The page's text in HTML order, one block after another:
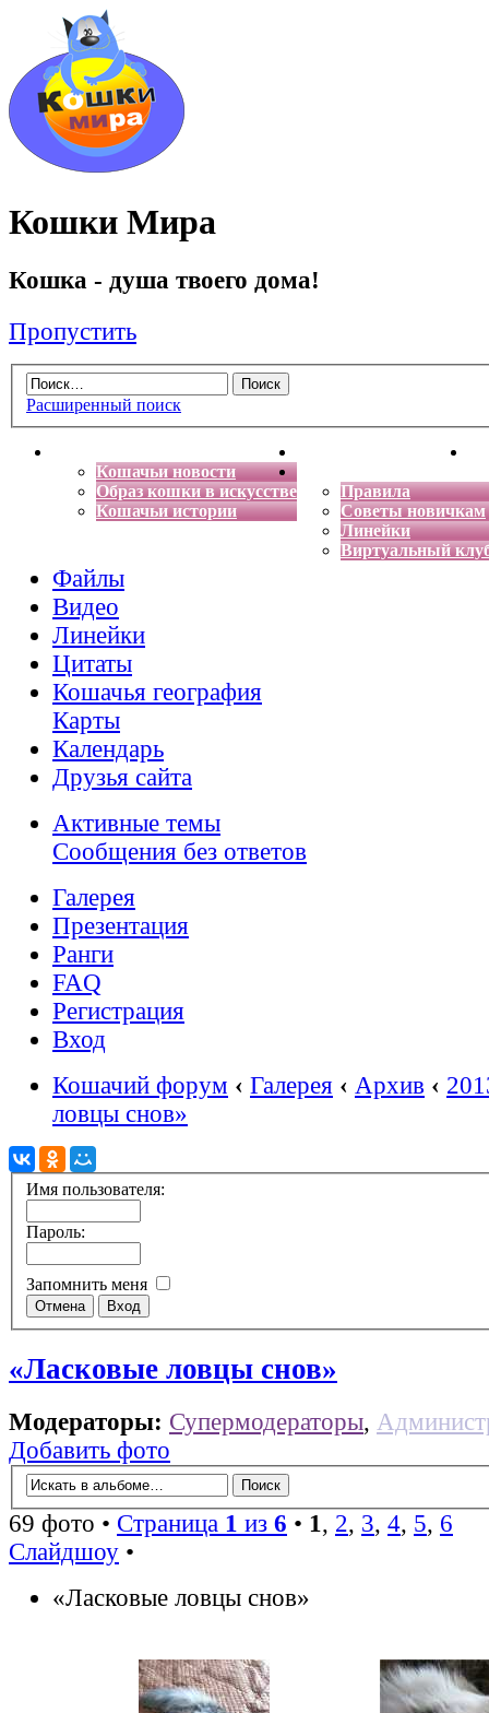
Кошки Мира
Кошка - душа твоего дома!
Пропустить
Расширенный поиск
Кошачьи новости
Образ кошки в искусстве
Кошачьи истории
Энциклопедия кошек
Правила
Советы новичкам
Линейки
Виртуальный
Файлы
Видео
Линейки
Цитаты
Кошачья география
Карты
Календарь
Друзья сайта
Активные темы
Сообщения без ответов
Галерея
Презентация
Ранги
FAQ
Регистрация
Вход
Кошачий форум ‹ Галерея ‹ Архив ‹
ловцы снов»
Имя пользователя:
Пароль:
Запомнить меня
«Ласковые ловцы снов»
Модераторы: Супермодераторы,
Добавить фото
69 фото • Страница 1 из 6 • 1, 2, 3, 4, 5, 6
Слайдшоу •
«Ласковые ловцы снов»